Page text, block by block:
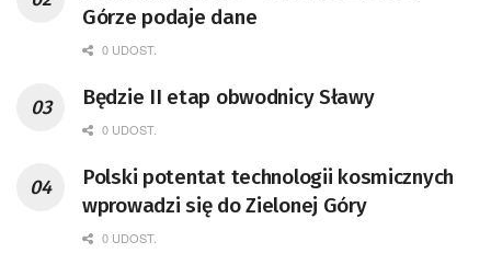
Górze podaje dane
0 UDOST.
Będzie II etap obwodnicy Sławy
0 UDOST.
Polski potentat technologii kosmicznych
wprowadzi się do Zielonej Góry
0 UDOST.